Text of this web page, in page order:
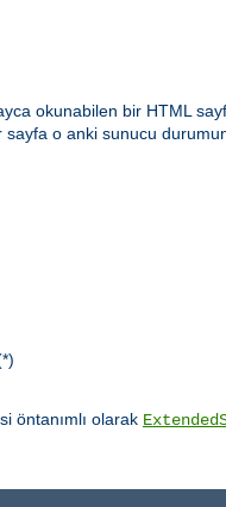
okunabilen bir HTML
sayfa o anki sunucu
öntanımlı olarak